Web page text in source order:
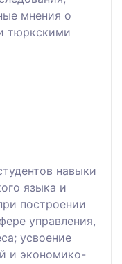
мнения о
тюркскими
навыки
языка и
построении
управления,
усвоение
и экономико-